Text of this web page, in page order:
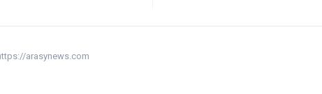
arasynews.com